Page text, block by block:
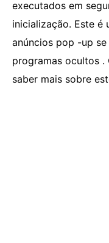
executados em
inicialização. Este é
anúncios pop -up
programas ocultos .
saber mais sobre